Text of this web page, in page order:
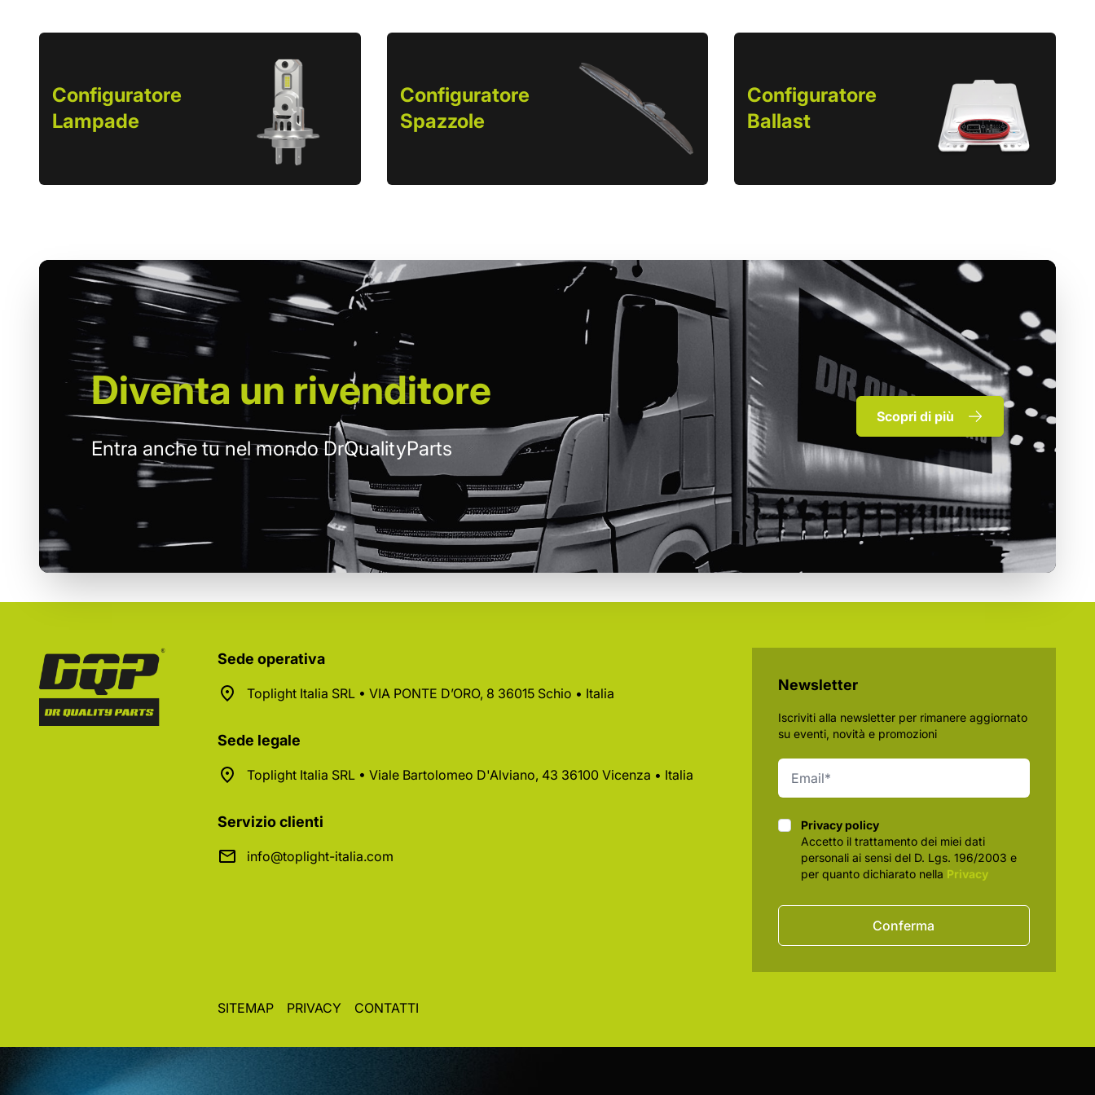
Configuratore
Lampade
Configuratore
Spazzole
Configuratore
Ballast
Diventa un rivenditore
Entra anche tu nel mondo DrQualityParts
Scopri di più
Sede operativa
Toplight Italia SRL • VIA PONTE D’ORO, 8 36015 Schio • Italia
Sede legale
Toplight Italia SRL • Viale Bartolomeo D'Alviano, 43 36100 Vicenza • Italia
Servizio clienti
info@toplight-italia.com
Newsletter
Iscriviti alla newsletter per rimanere aggiornato
su eventi, novità e promozioni
Privacy policy
Privacy policy
Accetto il trattamento dei miei dati
personali ai sensi del D. Lgs. 196/2003 e
per quanto dichiarato nella Privacy
Conferma
SITEMAP PRIVACY CONTATTI